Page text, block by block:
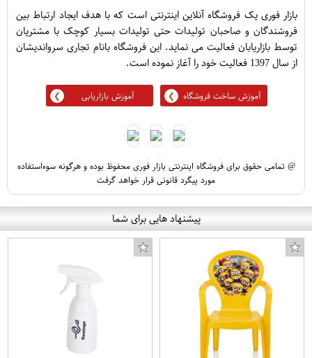
بازار فوری یک فروشگاه آنلاین اینترنتی است که با هدف ایجاد ارتباط بین
فروشندگان و صاحبان تولیدات حتی تولیدات بسیار کوچک با مشتریان
توسط بازاریابان فعالیت می نماید. این فروشگاه بانام تجاری سرواندیشان
از سال 1397 فعالیت خود را آغاز نموده است.
آموزش ساخت فروشگاه آموزش بازاریابی
@ تمامی حقوق برای فروشگاه اینترنتی بازار فوری محفوظ بوده و هرگونه سوءاستفاده
مورد پیگرد قانونی قرار خواهد گرفت
پیشنهاد هایی برای شما